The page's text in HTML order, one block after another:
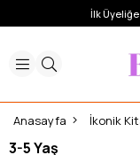
İlk
Anasayfa İkonik
3-5 Yaş